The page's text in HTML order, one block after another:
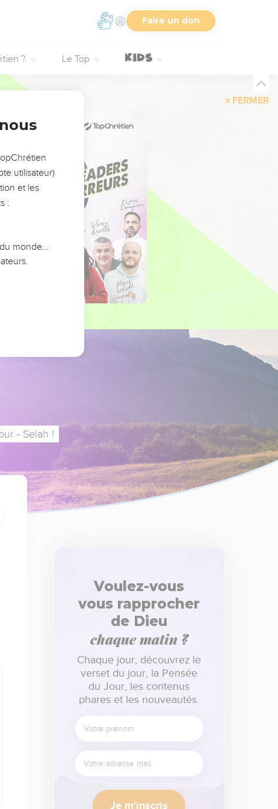
Faire un don
? Le Top
FERMER
- Selah !
Voulez-vous
vous rapprocher
de Dieu
chaque matin ?
Chaque jour, découvrez le
verset du jour, la Pensée
du Jour, les contenus
phares et les nouveautés.
Je m'inscris
utilisateur)
et les
:
monde…